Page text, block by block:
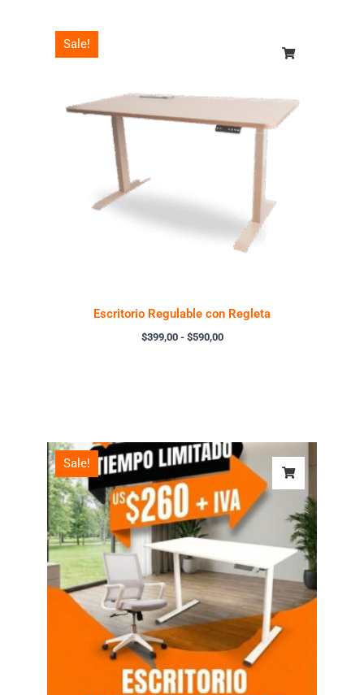
Sale!
Escritorio Regulable con Regleta
$399,00 - $590,00
hasta
Sale!
Rango
de
precios:
desde
$239,00
hasta
$260,00